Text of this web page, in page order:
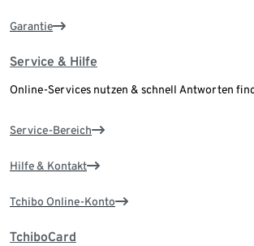
Garantie
Service & Hilfe
Online-Services nutzen & schnell Antworten
Service-Bereich
Hilfe & Kontakt
Tchibo Online-Konto
TchiboCard